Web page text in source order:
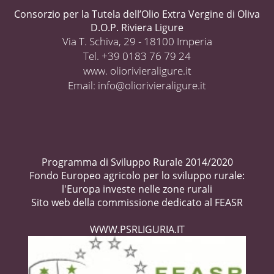
Consorzio per la Tutela dell’Olio Extra Vergine di Oliva
D.O.P. Riviera Ligure
Via T. Schiva, 29 - 18100 Imperia
Tel. +39 0183 76 79 24
www. oliorivieraligure.it
Email: info@oliorivieraligure.it
Programma di Sviluppo Rurale 2014/2020
Fondo Europeo agricolo per lo sviluppo rurale:
l'Europa investe nelle zone rurali
Sito web della commissione dedicato al FEASR
WWW.PSRLIGURIA.IT